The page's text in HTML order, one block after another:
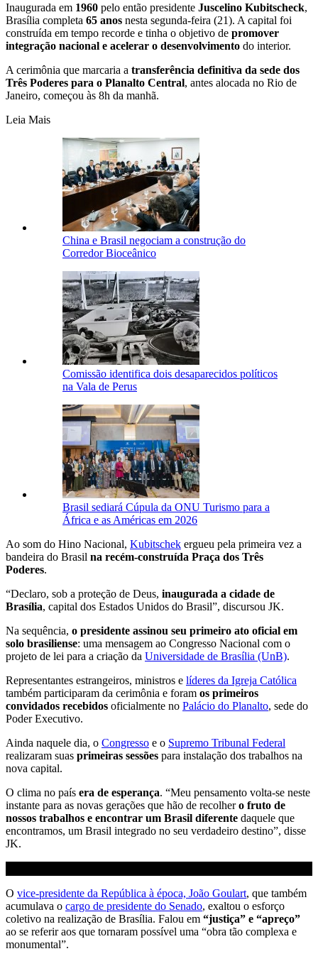
Inaugurada em 1960 pelo então presidente Juscelino Kubitscheck,
Brasília completa 65 anos nesta segunda-feira (21). A capital foi
construída em tempo recorde e tinha o objetivo de promover
integração nacional e acelerar o desenvolvimento do interior.
A cerimônia que marcaria a transferência definitiva da sede dos
Três Poderes para o Planalto Central, antes alocada no Rio de
Janeiro, começou às 8h da manhã.
Leia Mais
China e Brasil negociam a construção do
Corredor Bioceânico
Comissão identifica dois desaparecidos políticos
na Vala de Perus
Brasil sediará Cúpula da ONU Turismo para a
África e as Américas em 2026
Ao som do Hino Nacional, Kubitschek ergueu pela primeira vez a
bandeira do Brasil na recém-construída Praça dos Três
Poderes.
“Declaro, sob a proteção de Deus, inaugurada a cidade de
Brasília, capital dos Estados Unidos do Brasil”, discursou JK.
Na sequência, o presidente assinou seu primeiro ato oficial em
solo brasiliense: uma mensagem ao Congresso Nacional com o
projeto de lei para a criação da Universidade de Brasília (UnB).
Representantes estrangeiros, ministros e líderes da Igreja Católica
também participaram da cerimônia e foram os primeiros
convidados recebidos oficialmente no Palácio do Planalto, sede do
Poder Executivo.
Ainda naquele dia, o Congresso e o Supremo Tribunal Federal
realizaram suas primeiras sessões para instalação dos trabalhos na
nova capital.
O clima no país era de esperança. “Meu pensamento volta-se neste
instante para as novas gerações que hão de recolhero fruto de
nossos trabalhos e encontrar um Brasil diferente daquele que
encontramos, um Brasil integrado no seu verdadeiro destino”, disse
JK.
O vice-presidente da República à época, João Goulart, que também
acumulava o cargo de presidente do Senado, exaltou o esforço
coletivo na realização de Brasília. Falou em “justiça” e “apreço”
ao se referir aos que tornaram possível uma “obra tão complexa e
monumental”.